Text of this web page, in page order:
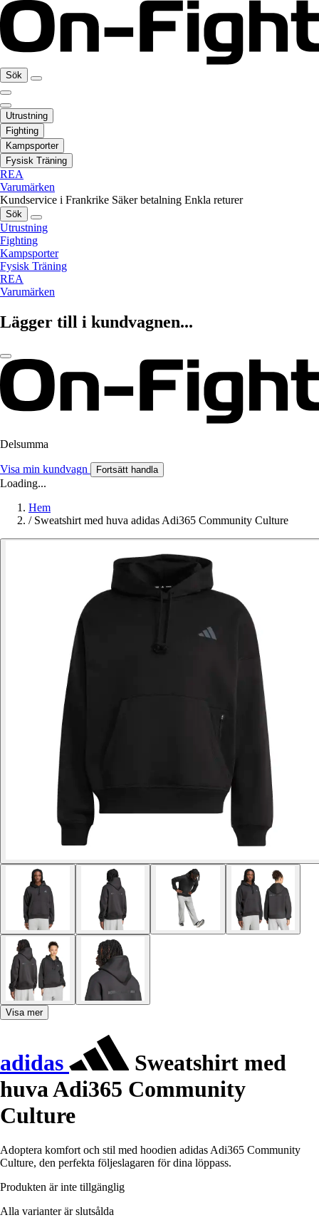
Sök
Utrustning
Fighting
Kampsporter
Fysisk Träning
REA
Varumärken
Kundservice i Frankrike Säker betalning Enkla returer
Sök
Utrustning
Fighting
Kampsporter
Fysisk Träning
REA
Varumärken
Lägger till i kundvagnen...
Delsumma
Visa min kundvagn Fortsätt handla
Loading...
Hem
/ Sweatshirt med huva adidas Adi365 Community Culture
Visa mer
adidas
Sweatshirt med
huva Adi365 Community
Culture
Adoptera komfort och stil med hoodien adidas Adi365 Community
Culture, den perfekta följeslagaren för dina löppass.
Produkten är inte tillgänglig
Alla varianter är slutsålda